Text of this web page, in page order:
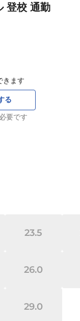
登校 通勤
きます
る
要です
23.5
26.0
29.0